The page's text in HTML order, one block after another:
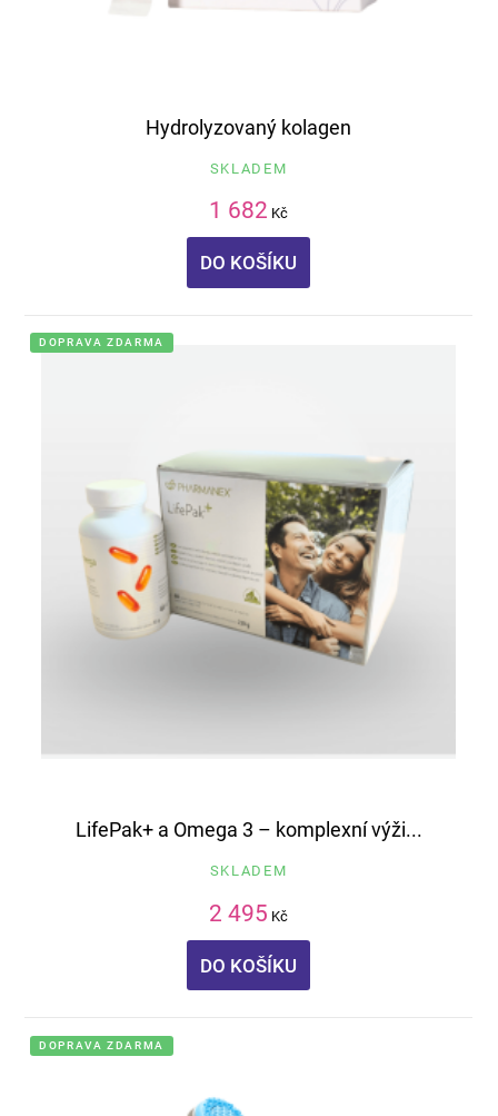
Hydrolyzovaný kolagen
SKLADEM
1 682 Kč
DO KOŠÍKU
DOPRAVA ZDARMA
LifePak+ a Omega 3 – komplexní výži...
SKLADEM
2 495 Kč
DO KOŠÍKU
DOPRAVA ZDARMA